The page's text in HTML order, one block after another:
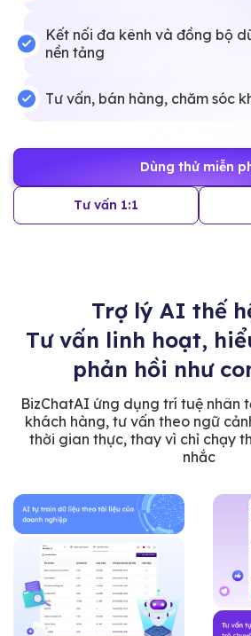
Kết nối đa kênh và đồng bộ
nền tảng
Tư vấn, bán hàng, chăm sóc
Dùng thử miễn
Tư vấn 1:1
Trợ lý AI thế
Tư vấn linh hoạt,
phản hồi như
BizChatAI ứng dụng trí tuệ nhân
khách hàng, tư vấn theo ngữ
thời gian thực, thay vì chỉ chạy
nhắc